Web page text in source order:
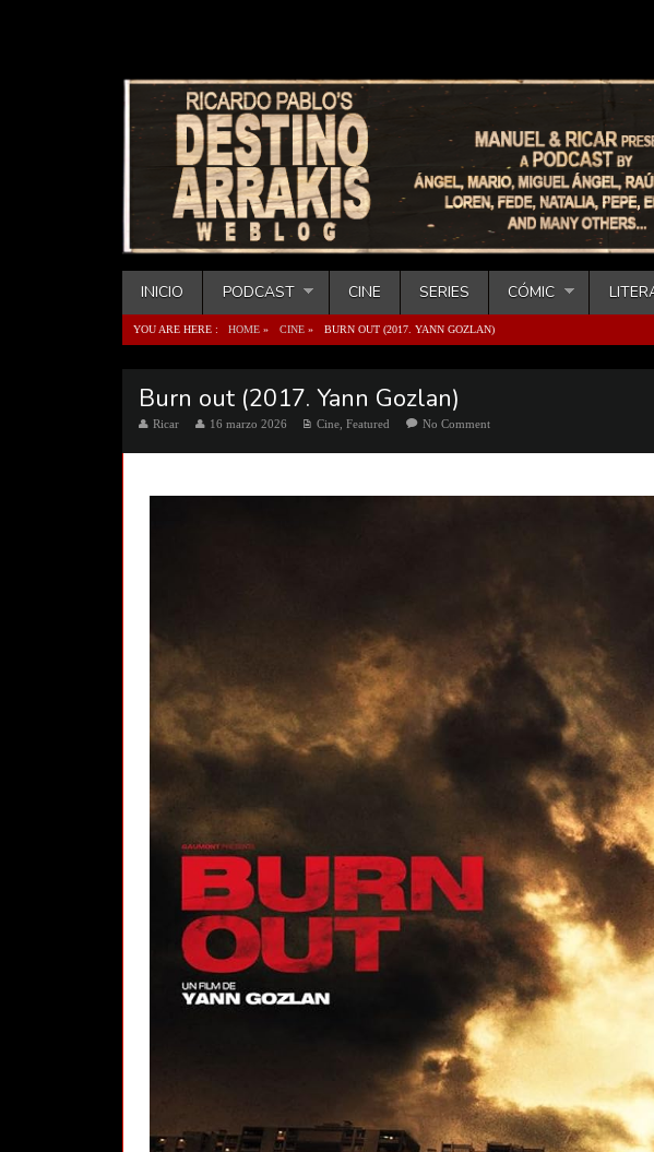
INICIO PODCAST CINE SERIES CÓMIC
YOU ARE HERE : HOME » CINE» BURN OUT (2017. YANN GOZLAN)
Burn out (2017. Yann Gozlan)
Ricar 16 marzo 2026 Cine ,Featured No Comment